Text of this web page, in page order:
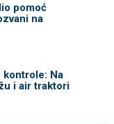
pomoć
na
kontrole: Na
i air traktori